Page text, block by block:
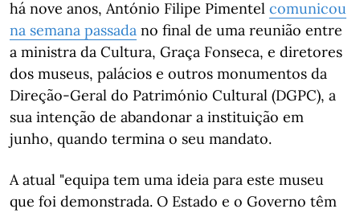
há nove anos, António Filipe Pimentel comunicou
na semana passada no final de uma reunião entre
a ministra da Cultura, Graça Fonseca, e diretores
dos museus, palácios e outros monumentos da
Direção-Geral do Património Cultural (DGPC), a
sua intenção de abandonar a instituição em
junho, quando termina o seu mandato.
A atual "equipa tem uma ideia para este museu
que foi demonstrada. O Estado e o Governo têm